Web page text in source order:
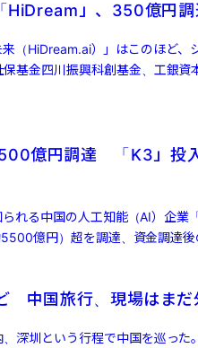
」、350億円調
（HiDream.ai）」はこのほど
基金四川振興科創基金、工銀資
億円調達 「K3」投
れる中国の人工知能（AI）企業
億円）超を調達、資金調達
中国旅行、現場はまだ
深圳という行程で中国を巡った